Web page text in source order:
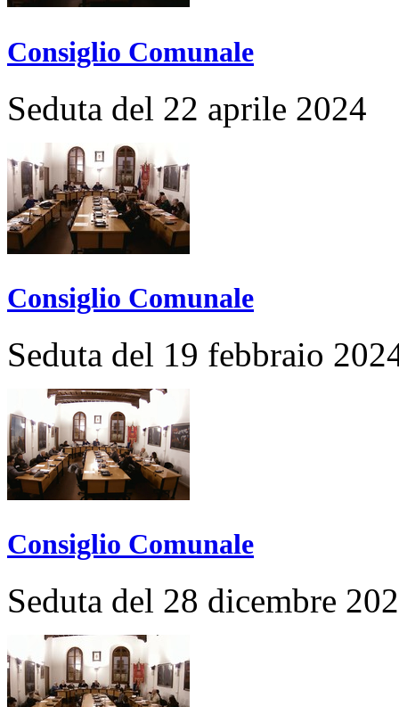
Consiglio Comunale
Seduta del 22 aprile 2024
Consiglio Comunale
Seduta del 19 febbraio
Consiglio Comunale
Seduta del 28 dicembre